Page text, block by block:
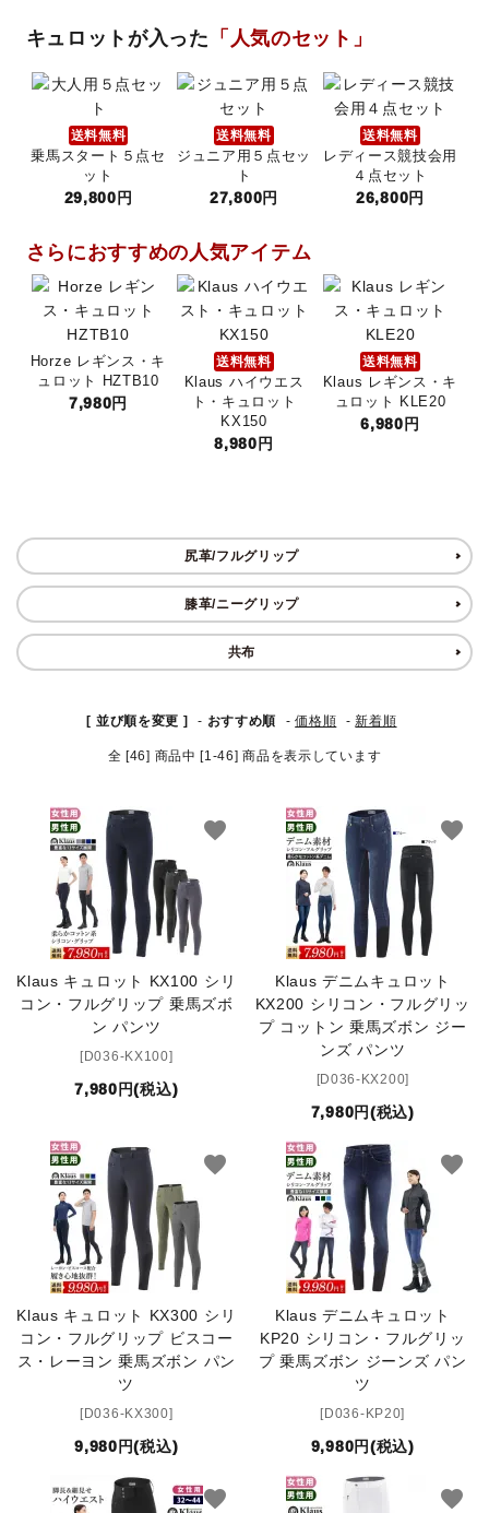
ゼッケン・パッド
頭絡・手綱・ハミ・耳ネット
ホルター・ロープ
馬プロテクター・肢巻・わんこ
手入れ用品・厩舎用品
鞍・サドル用品・腹帯
馬着
馬グッズ・アクセサリー
アウトレット商品
ブランド一覧
コンテンツ記事
INFORMATIOM
お買い物ガイド
よくあるご質問（FAQ）
交換・返品について
プライバシーポリシー
特定商取引法について
お問い合わせ
ACCOUNT MENU
ようこそ ゲスト 様
meeting_room ログイン person 新規会員登録
キュロットが入った 「人気のセット」
送料無料
乗馬スタート５点セ
ット
29,800円
送料無料
ジュニア用５点セッ
ト
27,800円
送料無料
レディース競技会用
４点セット
26,800円
さらにおすすめの人気アイテム
Horze レギンス・キ
ュロット HZTB10
7,980円
送料無料
Klaus ハイウエス
ト・キュロット
KX150
8,980円
送料無料
Klaus レギンス・キ
ュロット KLE20
6,980円
尻革/フルグリップ
膝革/ニーグリップ
共布
[ 並び順を変更 ] - おすすめ順 -価格順 -新着順
全 [46] 商品中 [1-46] 商品を表示しています
Klaus キュロット KX100 シリ
コン・フルグリップ 乗馬ズボ
ン パンツ
[D036-KX100]
7,980円(税込)
favorite
Klaus デニムキュロット
KX200 シリコン・フルグリッ
プ コットン 乗馬ズボン ジー
ンズ パンツ
[D036-KX200]
7,980円(税込)
favorite
Klaus キュロット KX300 シリ
コン・フルグリップ ビスコー
ス・レーヨン 乗馬ズボン パン
ツ
[D036-KX300]
9,980円(税込)
favorite
Klaus デニムキュロット
KP20 シリコン・フルグリッ
プ 乗馬ズボン ジーンズ パン
ツ
[D036-KP20]
9,980円(税込)
favorite
favorite favorite